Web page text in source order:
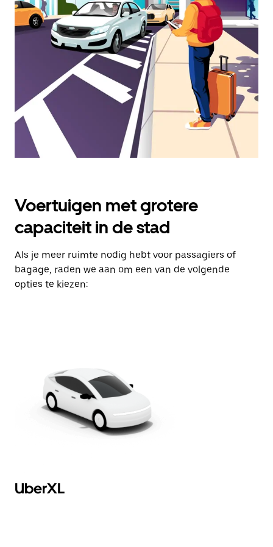
een
datum
te
selecteren.
agenda
te
sluiten.
Voertuigen met grotere
capaciteit in de stad
Als je meer ruimte nodig hebt voor passagiers of
bagage, raden we aan om een van de volgende
opties te kiezen:
UberXL